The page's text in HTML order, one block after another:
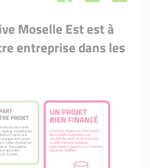
Moselle Est est à
entreprise dans les